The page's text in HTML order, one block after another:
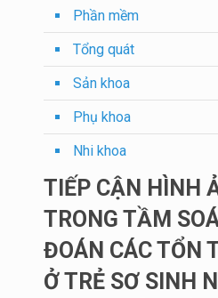
Phần mềm
Tổng quát
Sản khoa
Phụ khoa
Nhi khoa
TIẾP CẬN HÌNH
TRONG TẦM
ĐOÁN CÁC TỔN
Ở TRẺ SƠ SINH